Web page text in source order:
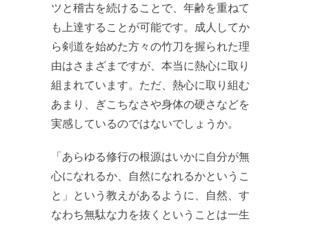
ツと稽古を続けることで、年齢を重ねて
も上達することが可能です。成人してか
ら剣道を始めた方々の竹刀を握られた理
由はさまざまですが、本当に熱心に取り
組まれています。ただ、熱心に取り組む
あまり、ぎこちなさや身体の硬さなどを
実感しているのではないでしょうか。
「あらゆる修行の根源はいかに自分が無
心になれるか、自然になれるかというこ
と」という教えがあるように、自然、す
なわち無駄な力を抜くということは一生